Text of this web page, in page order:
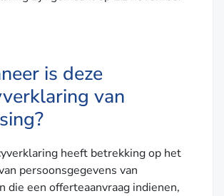
is deze
van
heeft betrekking op het
persoonsgegevens van
die een offerteaanvraag indienen,